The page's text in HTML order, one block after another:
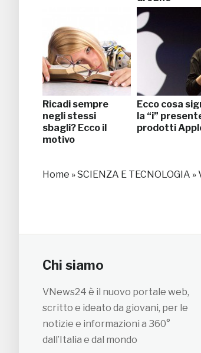
Ricadi sempre
negli stessi
sbagli? Ecco il
motivo
Ecco cosa
la “i”
prodotti
Home »SCIENZA E TECNOLOGIA »
Chi siamo
VNews24 è il nuovo portale web,
scritto e ideato da giovani, per le
notizie e informazioni a 360°
dall’Italia e dal mondo